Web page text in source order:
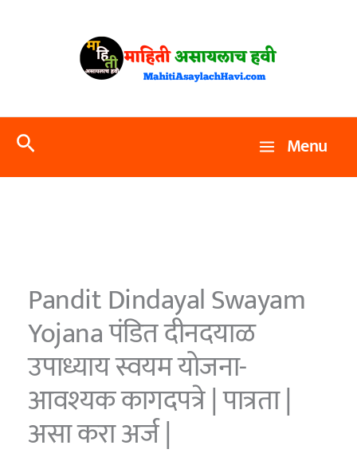
Search Menu
Pandit Dindayal Swayam
Yojana पंडित दीनदयाळ
उपाध्याय स्वयम योजना-
आवश्यक कागदपत्रे | पात्रता |
असा करा अर्ज |